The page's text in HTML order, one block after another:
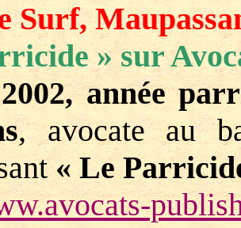
Surf,
» sur
année
, avocate au
« Le